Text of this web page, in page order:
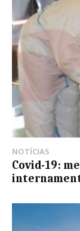
NOTÍCIAS
Covid-19: